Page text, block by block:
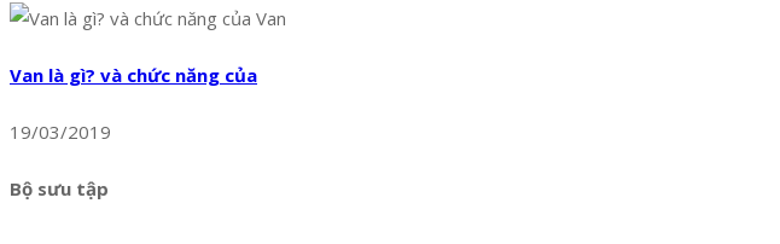
Van là gì? và chức năng của
19/03/2019
Bộ sưu tập